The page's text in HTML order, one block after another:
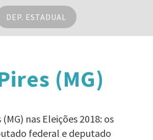
DEP. ESTADUAL
(MG)
nas Eleições 2018: os
federal e deputado